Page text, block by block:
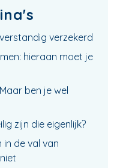
verzekerd
hieraan moet je
ben je wel
zijn die eigenlijk?
in de val van